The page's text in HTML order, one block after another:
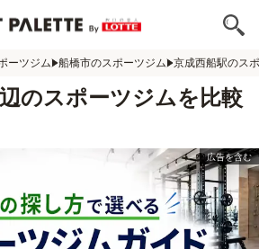
ーツジム 船橋市のスポーツジム 京成西船駅のス
のスポーツジムを比較